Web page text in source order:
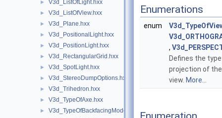
► V3d_ListOfLight.hxx
► V3d_ListOfView.hxx
► V3d_Plane.hxx
► V3d_PositionalLight.hxx
► V3d_PositionLight.hxx
► V3d_RectangularGrid.hxx
► V3d_SpotLight.hxx
► V3d_StereoDumpOptions.hxx
► V3d_Trihedron.hxx
► V3d_TypeOfAxe.hxx
► V3d_TypeOfBackfacingModel.hxx
Enumerations
enum
,
Defines the
projection of the
view. More...